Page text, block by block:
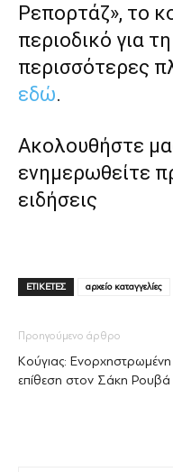
Ρεπορτάζ», το
περιοδικό για
περισσότερες
εδώ.
Ακολουθήστε
ενημερωθείτε
ειδήσεις
ΕΤΙΚΕΤΕΣ αρχείο καταγγελίες
Προηγούμενο άρθρο
Κούγιας:
επίθεση στον Σάκη Ρουβά